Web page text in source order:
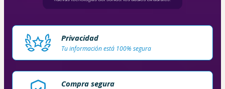
Privacidad
Tu información está 100% segura
Compra segura